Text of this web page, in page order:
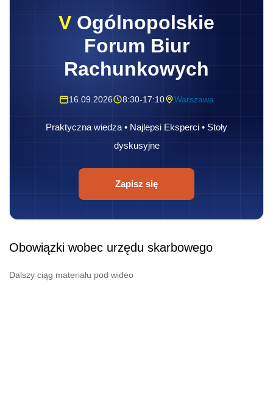
V Ogólnopolskie
Forum Biur
Rachunkowych
16.09.2026 8:30-17:10 Warszawa
Praktyczna wiedza • Najlepsi Eksperci • Stoły
dyskusyjne
Zapisz się
Obowiązki wobec urzędu skarbowego
Dalszy ciąg materiału pod wideo